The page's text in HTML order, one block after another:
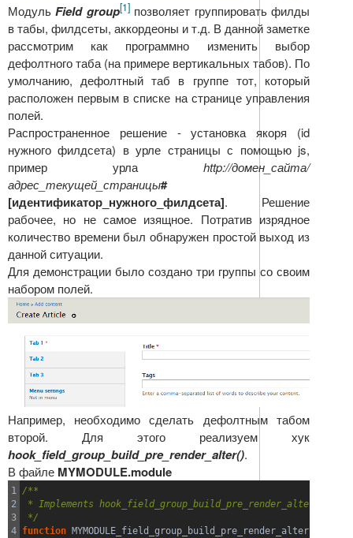
МодульField group[1]позволяет группировать филды
в табы, филдсеты, аккордеоны и т.д. В данной заметке
рассмотрим как программно изменить выбор
дефолтного таба (на примере вертикальных табов). По
умолчанию, дефолтный таб в группе тот, который
расположен первым в списке на странице управления
полей.
Распространенное решение - установка якоря (id
нужного филдсета) в урле страницы с помощью js,
пример урла http://домен_сайта/
адрес_текущей_страницы#
[идентификатор_нужного_филдсета]. Решение
рабочее, но не самое изящное. Потратив изрядное
количество времени был обнаружен простой выход из
данной ситуации.
Для демонстрации было создано три группы со своим
набором полей.
Например, необходимо сделать дефолтным табом
второй. Для этого реализуем хук
hook_field_group_build_pre_render_alter().
В файле MYMODULE.module
1
2
3
4
/**
* Implements hook_field_group_build_pre_render_alter().
*/
function MYMODULE_field_group_build_pre_render_alter